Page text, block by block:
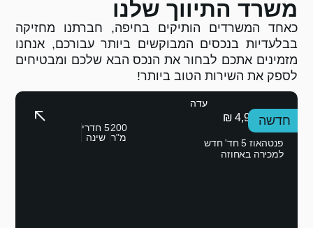
שלנו
בחיפה, חברתנו מחזיקה
ביותר עבורכם, אנחנו
הנכס הבא שלכם ומבטיחים
200
5 חדרי
שינה